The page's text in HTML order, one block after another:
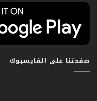
صفحتنا على الفايسبوك